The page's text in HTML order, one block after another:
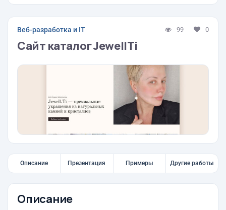
Веб-разработка и IT 99 0
Сайт каталог JewellTi
Описание Презентация Примеры Другие работы
Описание